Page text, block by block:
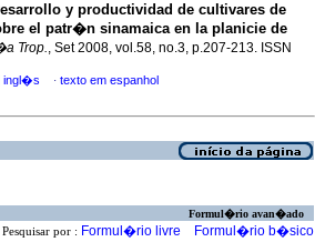
y productividad de cultivares de
el patr�n sinamaica en la planicie de
Trop., Set 2008, vol.58, no.3, p.207-213. ISSN
ingl�s · texto em espanhol
Formul�rio avan�ado
Pesquisar por : Formul�rio livre Formul�rio b�sico